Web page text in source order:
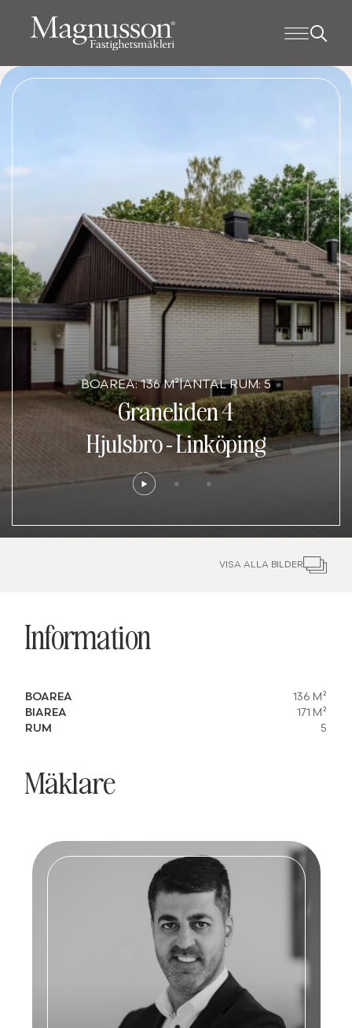
BOAREA: 136 M²|ANTAL RUM: 5
Graneliden 4
Hjulsbro-Linköping
VISA ALLA BILDER
Information
BOAREA
136 M²
BIAREA
171 M²
RUM
5
Mäklare